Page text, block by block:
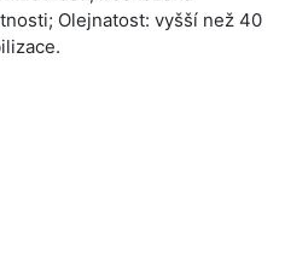
Olejnatost: vyšší než 40